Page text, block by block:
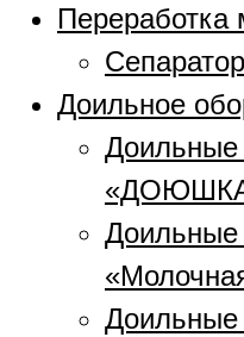
Переработка
Доильное
Доильные
Доильные
Доильные